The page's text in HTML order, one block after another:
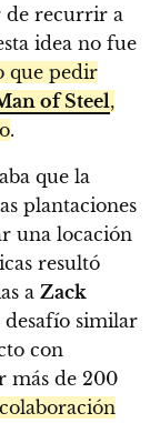
de recurrir a
idea no fue
que pedir
of Steel,
.
que la
plantaciones
una locación
resultó
a Zack
similar
con
más de 200